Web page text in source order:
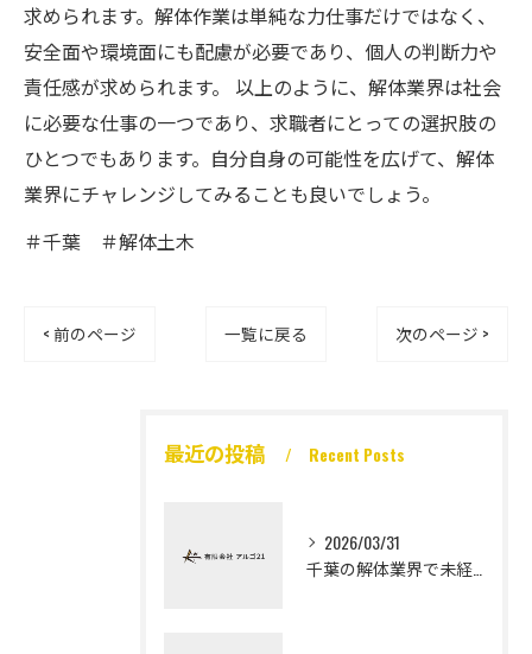
求められます。解体作業は単純な力仕事だけではなく、
安全面や環境面にも配慮が必要であり、個人の判断力や
責任感が求められます。 以上のように、解体業界は社会
に必要な仕事の一つであり、求職者にとっての選択肢の
ひとつでもあります。自分自身の可能性を広げて、解体
業界にチャレンジしてみることも良いでしょう。
＃千葉 ＃解体土木
< 前のページ 一覧に戻る 次のページ >
最近の投稿 Recent Posts
2026/03/31